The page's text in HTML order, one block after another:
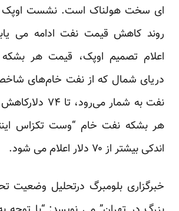
ای سخت هولناک است. نشست اوپک
روند کاهش قیمت نفت ادامه می
اعلام تصمیم اوپک، قیمت هر
دریای شمال که از نفت خام‌های شاخص
نفت به شمار
هر بشکه نفت خام “وست تکزاس
اندکی بیشتر از ۷۰ دلار اعلام می شود.
خبرگزاری بلومبرگ درتحلیل وضعیت